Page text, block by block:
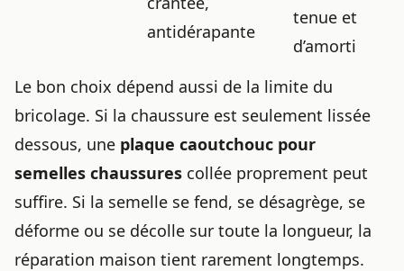
antidérapante
tenue et
d’amorti
Le bon choix dépend aussi de la limite du
bricolage. Si la chaussure est seulement lissée
dessous, une plaque caoutchouc pour
semelles chaussures collée proprement peut
suffire. Si la semelle se fend, se désagrège, se
déforme ou se décolle sur toute la longueur, la
réparation maison tient rarement longtemps.